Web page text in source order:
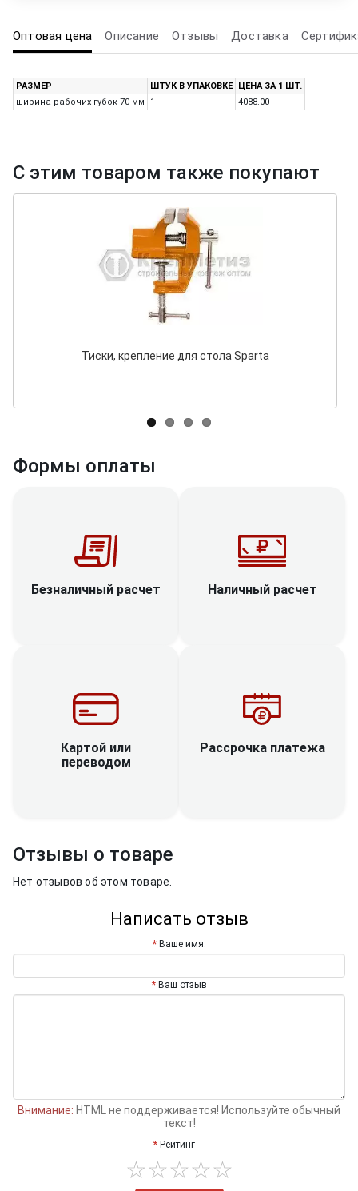
Оптовая цена Описание Отзывы Доставка
РАЗМЕР ШТУК В УПАКОВКЕ
ЦЕНА ЗА 1 ШТ.
ширина рабочих губок 70 мм
1 4088.00
С этим товаром также покупают
Тиски, крепление для стола Sparta
Формы оплаты
Безналичный расчет Наличный расчет
Картой или
переводом
Рассрочка платежа
Отзывы о товаре
Нет отзывов об этом товаре.
Написать отзыв
Ваше имя:
Ваш отзыв
Внимание: HTML не поддерживается! Используйте обычный
текст!
Рейтинг